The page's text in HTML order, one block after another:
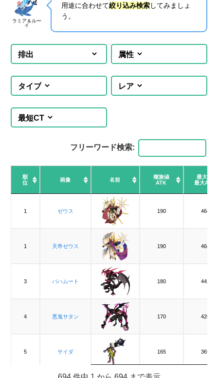
ラミア＆ルー
イ
用途に合わせて絞り込み検索してみましょ
う。
フリーワード検索:
順
位
画像 名前
種族値
ATK
最大Lv
最大ATK
名前
1
ゼウス 190 464
1 天帝ゼウス 190 464
3 バハムート 180 442
4 悪鬼サタン 170 420
5 サイダ 165 369
順
位
画像
1 ゼウス
1 天帝ゼウス
3 バハムート
4 悪鬼サタン
5 サイダ